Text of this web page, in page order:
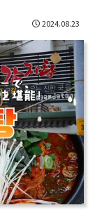
2024.08.23